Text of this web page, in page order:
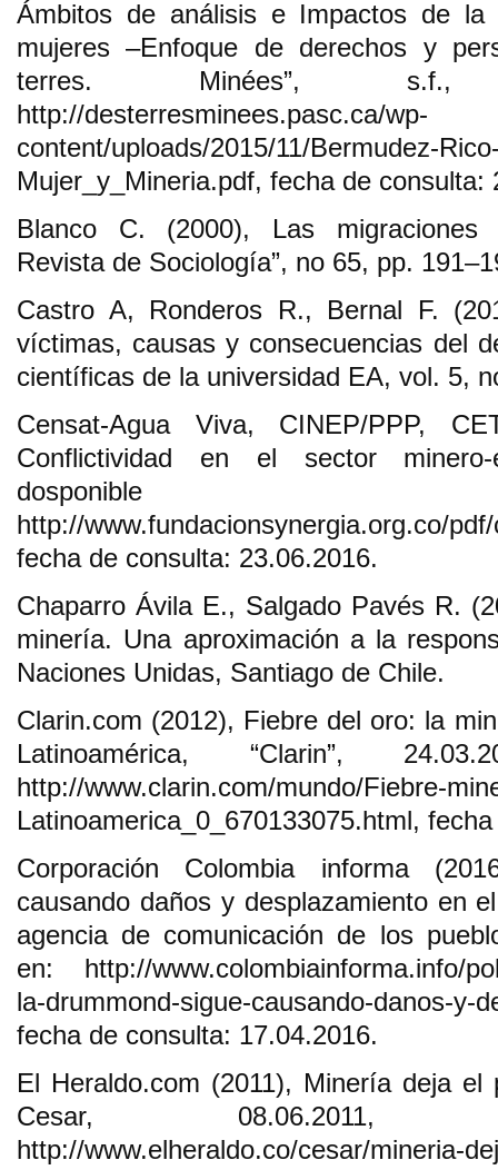
Ámbitos de análisis e Impactos de
mujeres –Enfoque de derechos y
terres. Minées”, s.f.,
http://desterresminees.pasc.ca/wp-
content/uploads/2015/11/Bermudez-
Mujer_y_Mineria.pdf, fecha de consulta:
Blanco C. (2000), Las migraciones
Revista de Sociología”, no 65, pp.
Castro A, Ronderos R., Bernal F.
víctimas, causas y consecuencias del
científicas de la universidad EA, vol. 5,
Censat-Agua Viva, CINEP/PPP,
Conflictividad en el sector minero-
http://www.fundacionsynergia.org.co/
fecha de consulta: 23.06.2016.
Chaparro Ávila E., Salgado Pavés R.
minería. Una aproximación a la
Naciones Unidas, Santiago de Chile.
Clarin.com (2012), Fiebre del oro: la
Latinoamérica, “Clarin”,
http://www.clarin.com/mundo/Fiebre-
Latinoamerica_0_670133075.html,
Corporación Colombia informa
causando daños y desplazamiento en
agencia de comunicación de los
en: http://www.colombiainforma.info/
la-drummond-sigue-causando-danos-y-
fecha de consulta: 17.04.2016.
El Heraldo.com (2011), Minería deja el
Cesar, 08.06.2011,
http://www.elheraldo.co/cesar/mineria-